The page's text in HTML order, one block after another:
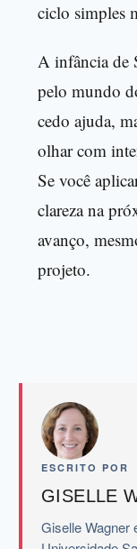
ciclo simples
A infância de
pelo mundo
cedo ajuda,
olhar com
Se você
clareza na
avanço,
projeto.
ESCRITO POR
GISELLE
Giselle Wagner